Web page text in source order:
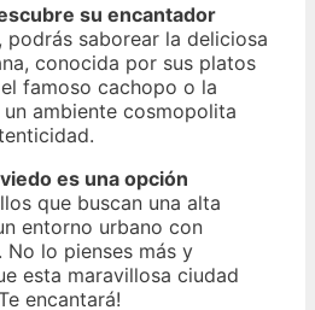
su encantador
podrás saborear la deliciosa
conocida por sus platos
famoso cachopo o la
ambiente cosmopolita
es una opción
que buscan una alta
entorno urbano con
lo pienses más y
esta maravillosa ciudad
encantará!